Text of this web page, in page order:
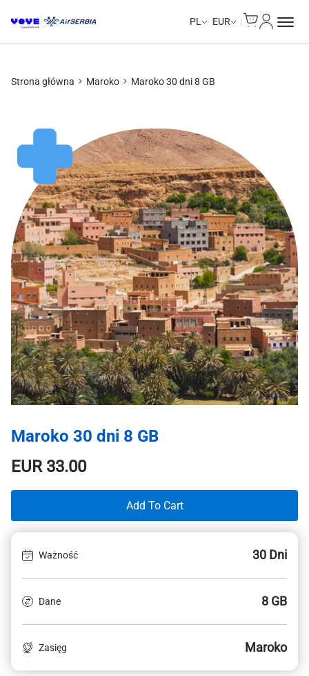
PL EUR
Strona główna Maroko Maroko 30 dni 8 GB
Maroko 30 dni 8 GB
EUR33.00
Add To Cart
Ważność 30 Dni
Dane 8 GB
Zasięg Maroko